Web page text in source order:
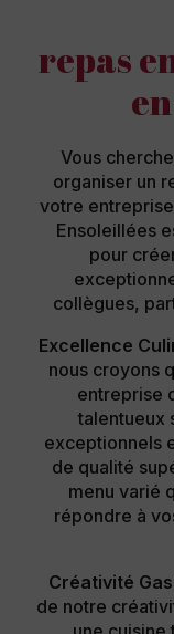
repas
Vous
organiser un
votre
Ensoleillées
pour
collègues,
Excellence
nous croyons
entreprise
talentueux
exceptionnels
de qualité
menu varié
répondre à
Créativité
de notre